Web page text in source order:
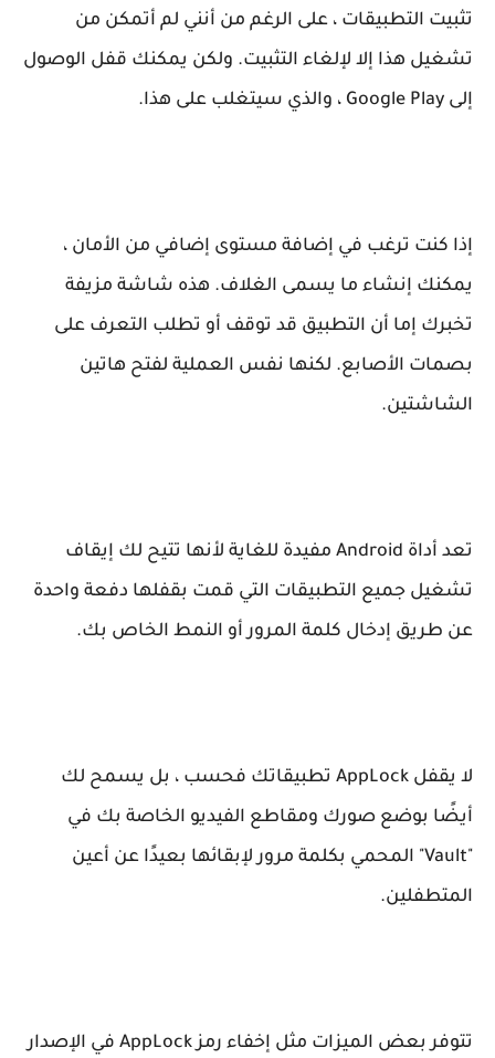
تثبيت التطبيقات ، على الرغم من أنني لم أتمكن من
تشغيل هذا إلا لإلغاء التثبيت. ولكن يمكنك قفل الوصول
إلى Google Play ، والذي سيتغلب على هذا.
إذا كنت ترغب في إضافة مستوى إضافي من الأمان ،
يمكنك إنشاء ما يسمى الغلاف. هذه شاشة مزيفة
تخبرك إما أن التطبيق قد توقف أو تطلب التعرف على
بصمات الأصابع. لكنها نفس العملية لفتح هاتين
الشاشتين.
تعد أداة Android مفيدة للغاية لأنها تتيح لك إيقاف
تشغيل جميع التطبيقات التي قمت بقفلها دفعة واحدة
عن طريق إدخال كلمة المرور أو النمط الخاص بك.
لا يقفل AppLock تطبيقاتك فحسب ، بل يسمح لك
أيضًا بوضع صورك ومقاطع الفيديو الخاصة بك في
"Vault" المحمي بكلمة مرور لإبقائها بعيدًا عن أعين
المتطفلين.
تتوفر بعض الميزات مثل إخفاء رمز AppLock في الإصدار